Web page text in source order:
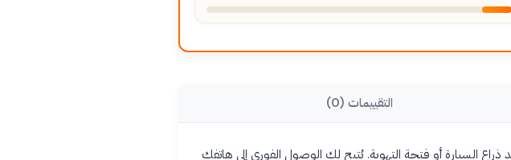
التقييمات (0)
السيارة أو فتحة التهوية. يُتيح لك الوصول الفوري إلى هاتفك